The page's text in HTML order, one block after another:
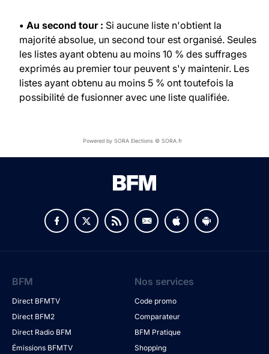
• Au second tour : Si aucune liste n'obtient la
majorité absolue, un second tour est organisé. Seules
les listes ayant obtenu au moins 10 % des suffrages
exprimés au premier tour peuvent s'y maintenir. Les
listes ayant obtenu au moins 5 % ont toutefois la
possibilité de fusionner avec une liste qualifiée.
Powered by SORA Elections © SORA.fr
BFM
Direct BFMTV
Direct BFM2
Direct Radio BFM
Émissions BFMTV
Nos services
Code promo
Comparateur
BFM Pratique
Shopping